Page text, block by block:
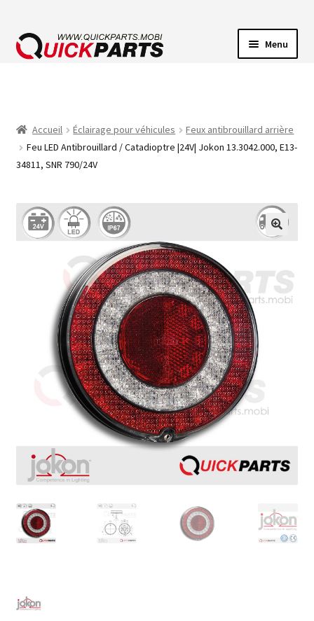
Menu
Accueil Éclairage pour véhicules
Feux antibrouillard arrière
Feu LED Antibrouillard / Catadioptre |24V| Jokon 13.3042.000, E13-
34811, SNR 790/24V